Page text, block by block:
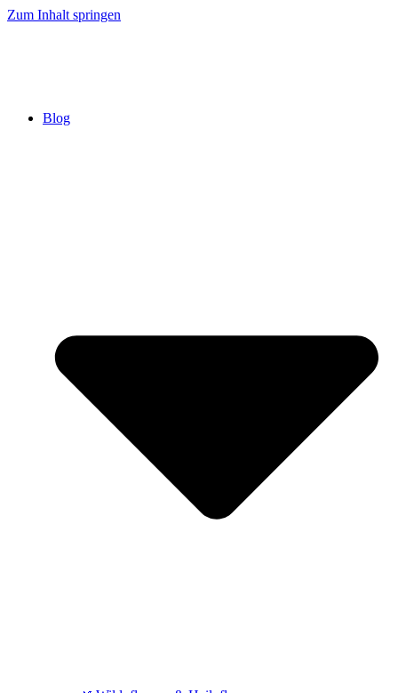
Zum Inhalt springen
Blog